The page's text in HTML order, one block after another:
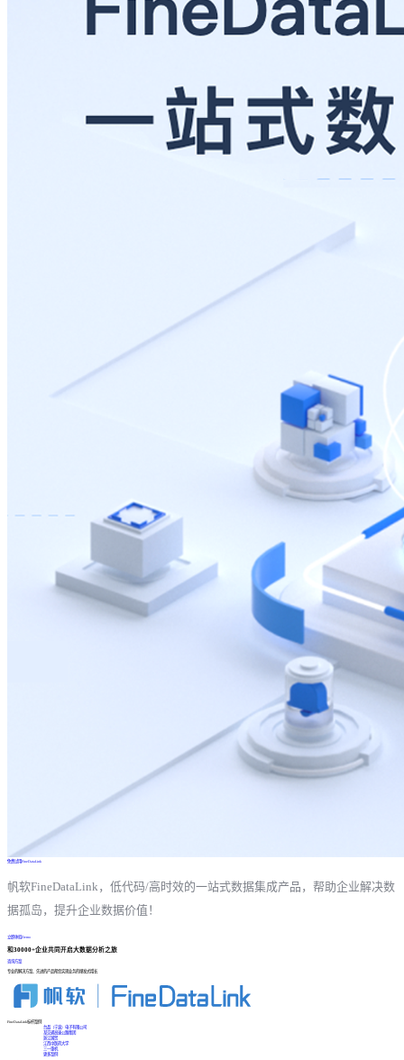
免费试用FineDataLink
帆软FineDataLink，低代码/高时效的一站式数据集成产品，帮助企业解决数
据孤岛，提升企业数据价值！
立即体验Demo
和30000+企业共同开启大数据分析之旅
咨询方案
专业的解决方案、先进的产品帮您实现业务的爆发式增长
FineDataLink标杆案例
台晶（宁波）电子有限公司
某交通高速公路集团
浙江国贸
江西中医药大学
三一重机
更多案例